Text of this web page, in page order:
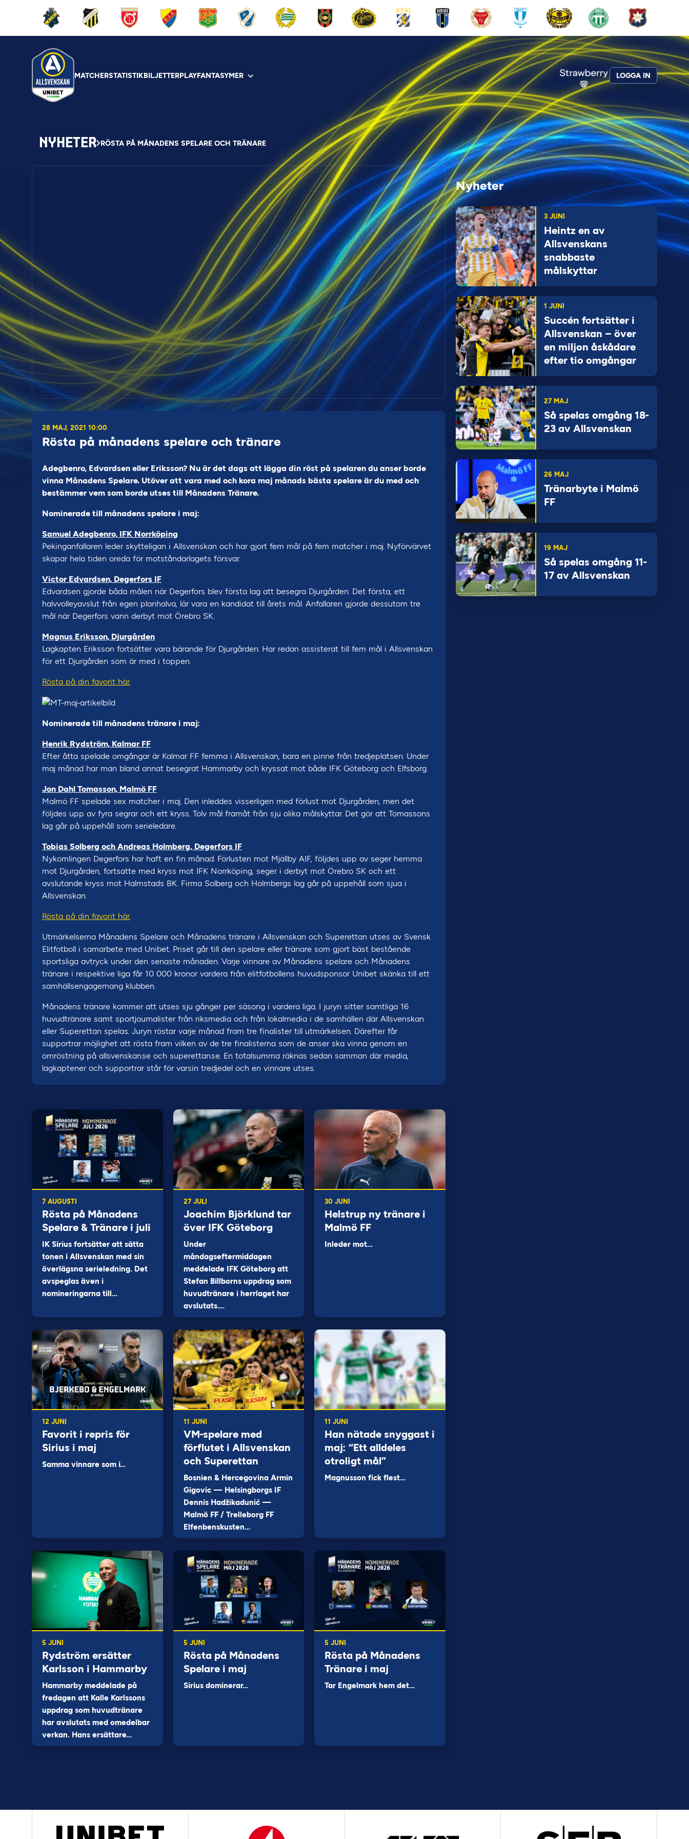
MATCHERSTATISTIKBILJETTERPLAYFANTASYMER LOGGA IN
NYHETER RÖSTA PÅ MÅNADENS SPELARE OCH TRÄNARE
28 MAJ, 2021 10:00
Rösta på månadens spelare och tränare
Adegbenro, Edvardsen eller Eriksson? Nu är det dags att lägga din röst på spelaren du anser borde
vinna Månadens Spelare. Utöver att vara med och kora maj månads bästa spelare är du med och
bestämmer vem som borde utses till Månadens Tränare.
Nominerade till månadens spelare i maj:
Samuel Adegbenro, IFK Norrköping
Pekinganfallaren leder skytteligan i Allsvenskan och har gjort fem mål på fem matcher i maj. Nyförvärvet
skapar hela tiden oreda för motståndarlagets försvar.
Victor Edvardsen, Degerfors IF
Edvardsen gjorde båda målen när Degerfors blev första lag att besegra Djurgården. Det första, ett
halvvolleyavslut från egen planhalva, lär vara en kandidat till årets mål. Anfallaren gjorde dessutom tre
mål när Degerfors vann derbyt mot Örebro SK.
Magnus Eriksson, Djurgården
Lagkapten Eriksson fortsätter vara bärande för Djurgården. Har redan assisterat till fem mål i Allsvenskan
för ett Djurgården som är med i toppen.
Rösta på din favorit här.
Nominerade till månadens tränare i maj:
Henrik Rydström, Kalmar FF
Efter åtta spelade omgångar är Kalmar FF femma i Allsvenskan, bara en pinne från tredjeplatsen. Under
maj månad har man bland annat besegrat Hammarby och kryssat mot både IFK Göteborg och Elfsborg.
Jon Dahl Tomasson, Malmö FF
Malmö FF spelade sex matcher i maj. Den inleddes visserligen med förlust mot Djurgården, men det
följdes upp av fyra segrar och ett kryss. Tolv mål framåt från sju olika målskyttar. Det gör att Tomassons
lag går på uppehåll som serieledare.
Tobias Solberg och Andreas Holmberg, Degerfors IF
Nykomlingen Degerfors har haft en fin månad. Förlusten mot Mjällby AIF, följdes upp av seger hemma
mot Djurgården, fortsatte med kryss mot IFK Norrköping, seger i derbyt mot Örebro SK och ett
avslutande kryss mot Halmstads BK. Firma Solberg och Holmbergs lag går på uppehåll som sjua i
Allsvenskan.
Rösta på din favorit här.
Utmärkelserna Månadens Spelare och Månadens tränare i Allsvenskan och Superettan utses av Svensk
Elitfotboll i samarbete med Unibet. Priset går till den spelare eller tränare som gjort bäst bestående
sportsliga avtryck under den senaste månaden. Varje vinnare av Månadens spelare och Månadens
tränare i respektive liga får 10 000 kronor vardera från elitfotbollens huvudsponsor Unibet skänka till ett
samhällsengagemang klubben.
Månadens tränare kommer att utses sju gånger per säsong i vardera liga. I juryn sitter samtliga 16
huvudtränare samt sportjournalister från riksmedia och från lokalmedia i de samhällen där Allsvenskan
eller Superettan spelas. Juryn röstar varje månad fram tre finalister till utmärkelsen. Därefter får
supportrar möjlighet att rösta fram vilken av de tre finalisterna som de anser ska vinna genom en
omröstning på allsvenskan.se och superettan.se. En totalsumma räknas sedan samman där media,
lagkaptener och supportrar står för varsin tredjedel och en vinnare utses.
7 AUGUSTI
Rösta på Månadens
Spelare & Tränare i juli
IK Sirius fortsätter att sätta
tonen i Allsvenskan med sin
överlägsna serieledning. Det
avspeglas även i
nomineringarna till…
27 JULI
Joachim Björklund tar
över IFK Göteborg
Under
måndagseftermiddagen
meddelade IFK Göteborg att
Stefan Billborns uppdrag som
huvudtränare i herrlaget har
avslutats.…
30 JUNI
Helstrup ny tränare i
Malmö FF
Inleder mot…
12 JUNI
Favorit i repris för
Sirius i maj
Samma vinnare som i…
11 JUNI
VM-spelare med
förflutet i Allsvenskan
och Superettan
Bosnien & Hercegovina Armin
Gigovic — Helsingborgs IF
Dennis Hadžikadunić —
Malmö FF / Trelleborg FF
Elfenbenskusten…
11 JUNI
Han nätade snyggast i
maj: “Ett alldeles
otroligt mål”
Magnusson fick flest…
5 JUNI
Rydström ersätter
Karlsson i Hammarby
Hammarby meddelade på
fredagen att Kalle Karlssons
uppdrag som huvudtränare
har avslutats med omedelbar
verkan. Hans ersättare…
5 JUNI
Rösta på Månadens
Spelare i maj
Sirius dominerar…
5 JUNI
Rösta på Månadens
Tränare i maj
Tar Engelmark hem det…
Nyheter
3 JUNI
Heintz en av
Allsvenskans
snabbaste
målskyttar
1 JUNI
Succén fortsätter i
Allsvenskan – över
en miljon åskådare
efter tio omgångar
27 MAJ
Så spelas omgång 18-
23 av Allsvenskan
26 MAJ
Tränarbyte i Malmö
FF
19 MAJ
Så spelas omgång 11-
17 av Allsvenskan